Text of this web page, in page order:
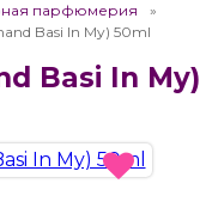
парфюмерия
Basi In My) 50ml
Basi In My)